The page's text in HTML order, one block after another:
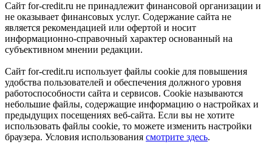
Сайт for-credit.ru не принадлежит финансовой организации и
не оказывает финансовых услуг. Содержание сайта не
является рекомендацией или офертой и носит
информационно-справочный характер основанный на
субъективном мнении редакции.
Сайт for-credit.ru использует файлы cookie для повышения
удобства пользователей и обеспечения должного уровня
работоспособности сайта и сервисов. Cookie называются
небольшие файлы, содержащие информацию о настройках и
предыдущих посещениях веб-сайта. Если вы не хотите
использовать файлы cookie, то можете изменить настройки
браузера. Условия использования смотрите здесь.